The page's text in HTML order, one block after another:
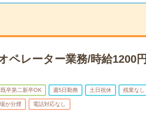
ペレーター業務/時給1200円
既卒第二新卒OK 週5日勤務 土日祝休 残業なし
が分煙 電話対応なし